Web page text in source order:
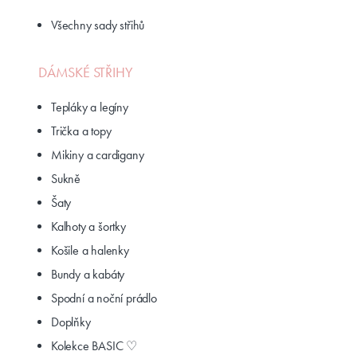
Všechny sady střihů
DÁMSKÉ STŘIHY
Tepláky a legíny
Trička a topy
Mikiny a cardigany
Sukně
Šaty
Kalhoty a šortky
Košile a halenky
Bundy a kabáty
Spodní a noční prádlo
Doplňky
Kolekce BASIC ♡